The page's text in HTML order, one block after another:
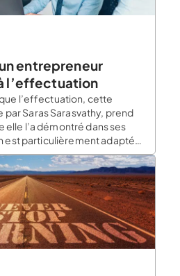
entrepreneur
l’effectuation
l’effectuation, cette
Saras Sarasvathy, prend
elle l’a démontré dans ses
est particulièrement adaptée
confrontés à l’absence
établi. Elle offre un cadre
sans certitude, construire
plutôt que prévoir. […]